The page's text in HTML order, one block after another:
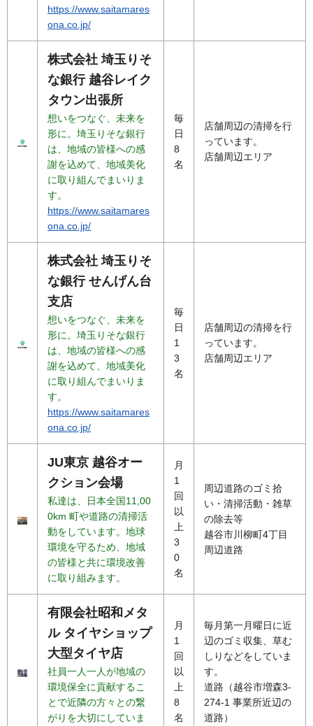
https://www.saitamares
ona.co.jp/
株式会社 埼玉りそ
な銀行 越谷レイク
タウン出張所
想いをつなぐ、未来を
形に。埼玉りそな銀行
は、地域の皆様への感
謝を込めて、地域美化
に取り組んでまいりま
す。
https://www.saitamares
ona.co.jp/
毎
日
8
名
店舗周辺の清掃を行
っています。
店舗周辺エリア
株式会社 埼玉りそ
な銀行 せんげん台
支店
想いをつなぐ、未来を
形に。埼玉りそな銀行
は、地域の皆様への感
謝を込めて、地域美化
に取り組んでまいりま
す。
https://www.saitamares
ona.co.jp/
毎
日
1
3
名
店舗周辺の清掃を行
っています。
店舗周辺エリア
JU東京 越谷オー
クション会場
私達は、日本全国11,00
0km 町や道路の清掃活
動をしています。地球
環境を守るため、地域
の皆様と共に環境改善
に取り組みます。
月
1
回
以
上
3
0
名
周辺道路のゴミ拾
い・清掃活動・雑草
の除去等
越谷市川柳町4丁目
周辺道路
有限会社昭和メタ
ル タイヤショップ
大型タイヤ店
社員一人一人が地域の
環境保全に貢献するこ
とで近隣の方々との繋
がりを大切にしていま
月
1
回
以
上
8
名
毎月第一月曜日に近
辺のゴミ収集、草む
しりなどをしていま
す。
道路（越谷市増森3-
274-1 事業所近辺の
道路）